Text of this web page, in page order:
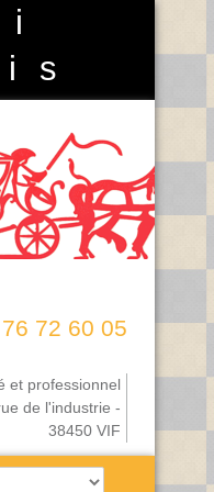
72 60 05
et professionnel
de l'industrie -
38450 VIF